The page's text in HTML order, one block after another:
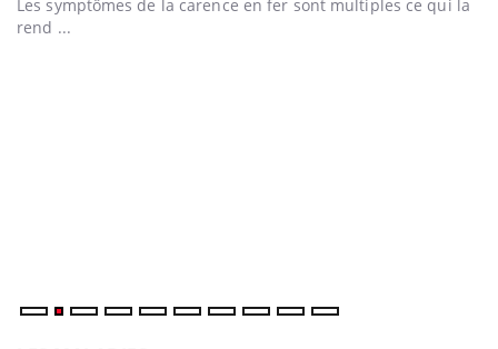
Les symptômes de la carence en fer sont multiples ce qui la
rend ...